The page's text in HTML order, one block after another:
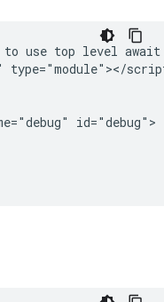
to use top level
id="debug">